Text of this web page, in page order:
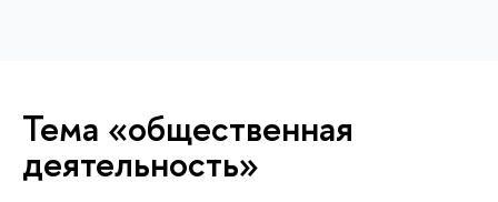
Тема «общественная
деятельность»